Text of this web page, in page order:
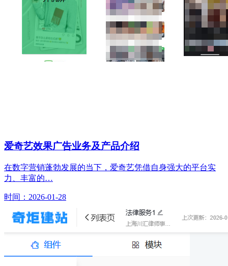
爱奇艺效果广告业务及产品介绍
在数字营销蓬勃发展的当下，爱奇艺凭借自身强大的平台实
力、丰富的…
时间：2026-01-28